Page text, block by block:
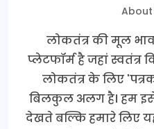
लोकतंत्र की मूल
प्लेटफॉर्म है जहां स्वतंत्र
लोकतंत्र के लिए
बिलकुल अलग है। हम इसे
देखते बल्कि हमारे लिए